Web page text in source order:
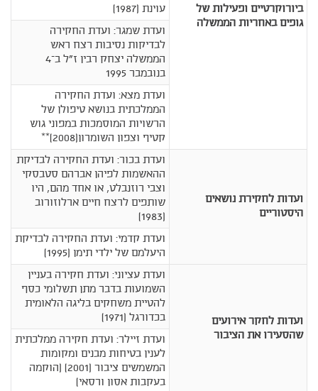
ביורוקרטיים ופעילות של
גופים באחריות הממשלה
עוינת (1987)
ועדת שמגר: ועדת החקירה
לבדיקות נסיבות רצח ראש
הממשלה יצחק רבין ז"ל ב–4
בנובמבר 1995
ועדת מצא: ועדת החקירה
הממלכתית בנושא טיפולן של
הרשויות המוסמכות במפוני גוש
קטיף וצפון השומרון(2008)**
ועדות לחקירת נושאים
היסטוריים
ועדת בכור: ועדת החקירה לבדיקת
ההאשמות לפיהן אברהם סטבסקי
וצבי רוזנבלט, או אחד מהם, היו
שותפים לרצח חיים ארלוזורוב
(1983)
ועדת קדמי: ועדת החקירה לבדיקת
היעלמם של ילדי תימן (1995)
ועדות לחקר אירועים
שהסעירו את הציבור
ועדת עציוני: ועדת חקירה בעניין
השמועות בדבר מתן תשלומי כסף
להטיית משחקים בליגה הלאומית
בכדורגל (1971)
ועדת זיילר: ועדת חקירה ממלכתית
לענין בטיחות מבנים ומקומות
המשמשים ציבור (2001) (הוקמה
בעקבות אסון ורסאי)